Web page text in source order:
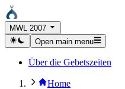
MWL 2007
Open main menu
Über die Gebetszeiten
Home